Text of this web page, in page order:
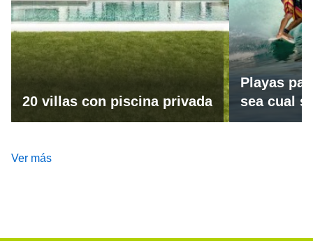
20 villas con piscina privada
Playas
sea cual
Ver más